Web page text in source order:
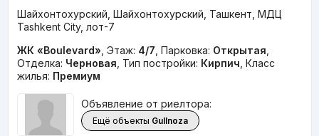
Шайхонтохурский, Шайхонтохурский, Ташкент, МДЦ
Tashkent City, лот-7
ЖК «Boulevard» Этаж: 4/7 Парковка: Открытая
Отделка: Черновая Тип постройки: Кирпич Класс
жилья: Премиум
Объявление от риелтора:
Ещё объекты Gullnoza